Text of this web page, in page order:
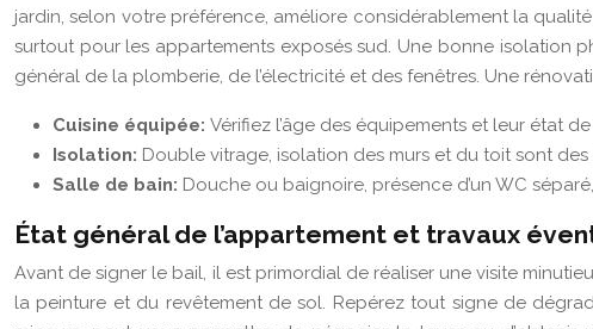
jardin, selon votre préférence, améliore considérablement la
surtout pour les appartements exposés sud. Une bonne isolation
général de la plomberie, de l’électricité et des fenêtres. Une
Cuisine équipée: Vérifiez l’âge des équipements et leur état
Isolation: Double vitrage, isolation des murs et du toit sont
Salle de bain: Douche ou baignoire, présence d’un WC
État général de l’appartement et travaux
Avant de signer le bail, il est primordial de réaliser une visite
la peinture et du revêtement de sol. Repérez tout signe de